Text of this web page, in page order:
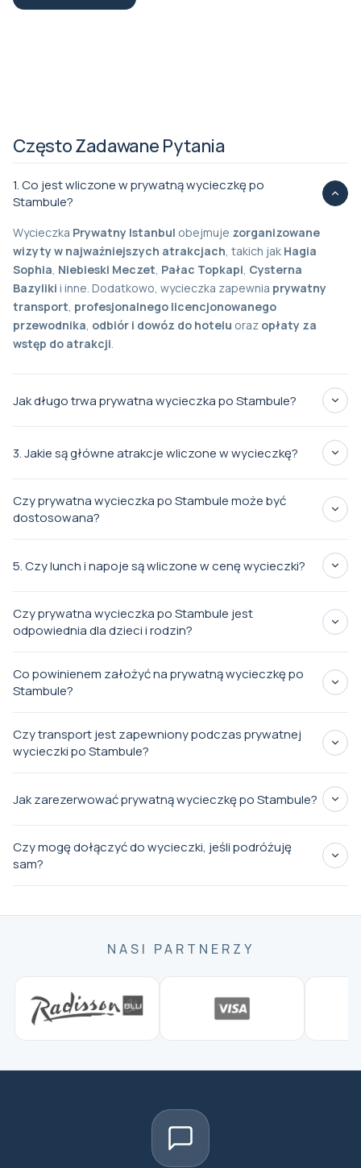
Często Zadawane Pytania
1. Co jest wliczone w prywatną wycieczkę po
Stambule?
Wycieczka Prywatny Istanbul obejmuje zorganizowane
wizyty w najważniejszych atrakcjach, takich jak Hagia
Sophia, Niebieski Meczet, Pałac Topkapi, Cysterna
Bazyliki i inne. Dodatkowo, wycieczka zapewnia prywatny
transport, profesjonalnego licencjonowanego
przewodnika, odbiór i dowóz do hotelu oraz opłaty za
wstęp do atrakcji.
Jak długo trwa prywatna wycieczka po Stambule?
3. Jakie są główne atrakcje wliczone w wycieczkę?
zabytki
Hagia Sophia Niebo Błękitne Pałac
Topkapi Bazylika Cystern
dzielnic Istambułu
Czy prywatna wycieczka po Stambule może być
dostosowana?
5. Czy lunch i napoje są wliczone w cenę wycieczki?
wstęp
zwiedzanie
lunch napoje
Czy prywatna wycieczka po Stambule jest
odpowiednia dla dzieci i rodzin?
Co powinienem założyć na prywatną wycieczkę po
Stambule?
historyczne
kobiety powinny nosić chustę
Meczet
Czy transport jest zapewniony podczas prywatnej
wycieczki po Stambule?
Jak zarezerwować prywatną wycieczkę po Stambule?
wycieczki
Czy mogę dołączyć do wycieczki, jeśli podróżuję
sam?
NASI PARTNERZY